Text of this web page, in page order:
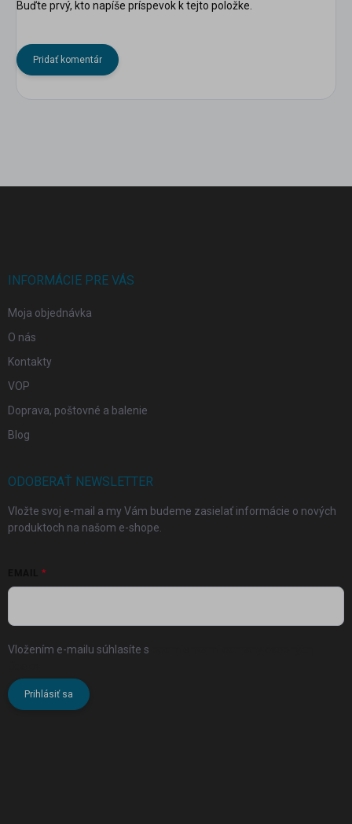
Buďte prvý, kto napíše príspevok k tejto položke.
Pridať komentár
INFORMÁCIE PRE VÁS
Moja objednávka
O nás
Kontakty
VOP
Doprava, poštovné a balenie
Blog
ODOBERAŤ NEWSLETTER
Vložte svoj e-mail a my Vám budeme zasielať informácie o nových
produktoch na našom e-shope.
Vložením e-mailu súhlasíte s
Prihlásiť sa